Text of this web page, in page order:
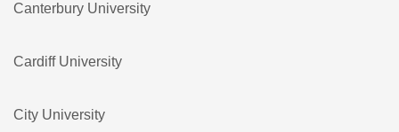
Canterbury University
Cardiff University
City University